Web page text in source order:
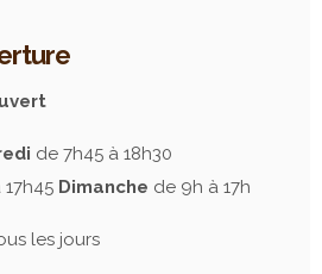
de 7h45 à 18h30
Dimanche de 9h à 17h
les jours